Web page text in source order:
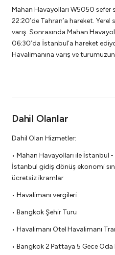
Mahan Havayolları W5050 sefer
22:20’de Tahran’a hareket. Yerel
varış. Sonrasında Mahan
06:30’da İstanbul’a hareket
Havalimanına varış ve
Dahil Olanlar
Dahil Olan Hizmetler:
• Mahan Havayolları ile
İstanbul gidiş dönüş ekonomi
ücretsiz ikramlar
• Havalimanı vergileri
• Bangkok Şehir Turu
• Havalimanı Otel Havalimanı
• Bangkok 2 Pattaya 5 Gece